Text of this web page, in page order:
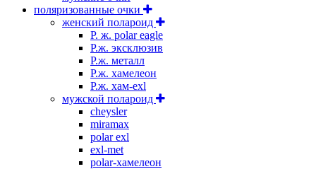
поляризованные очки
женский полароид
P. ж. polar eagle
P.ж. эксклюзив
Р.ж. металл
P.ж. хамелеон
Р.ж. хам-exl
мужской полароид
cheysler
miramax
polar exl
exl-met
polar-хамелеон